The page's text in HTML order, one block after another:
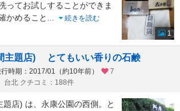
ってお試しすることができま
かめること ...
続きを読む
1
主題店) とてもいい香りの石鹸
時期：2017/01（約10年前）
7
台北 クチコミ：188件
題店) は、永康公園の西側。と